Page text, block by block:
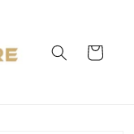
Carrito